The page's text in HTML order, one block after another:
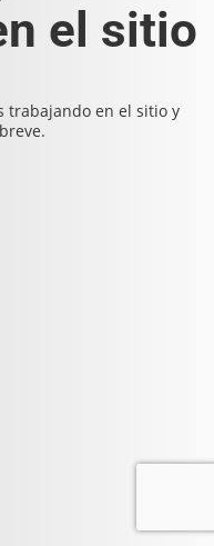
el sitio
trabajando en el sitio y